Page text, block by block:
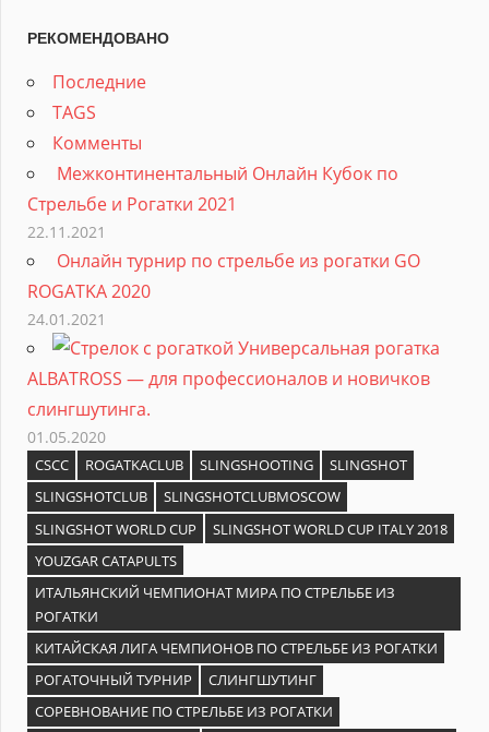
РЕКОМЕНДОВАНО
Последние
TAGS
Комменты
Межконтинентальный Онлайн Кубок по
Стрельбе и Рогатки 2021
22.11.2021
Онлайн турнир по стрельбе из рогатки GO
ROGATKA 2020
24.01.2021
Универсальная рогатка
ALBATROSS — для профессионалов и новичков
слингшутинга.
01.05.2020
CSCC ROGATKACLUB SLINGSHOOTING
SLINGSHOT
SLINGSHOTCLUB
SLINGSHOTCLUBMOSCOW
SLINGSHOT WORLD CUP
SLINGSHOT WORLD CUP ITALY 2018
YOUZGAR CATAPULTS
ИТАЛЬЯНСКИЙ ЧЕМПИОНАТ МИРА ПО СТРЕЛЬБЕ ИЗ
РОГАТКИ
КИТАЙСКАЯ ЛИГА ЧЕМПИОНОВ ПО СТРЕЛЬБЕ ИЗ РОГАТКИ
РОГАТОЧНЫЙ ТУРНИР
СЛИНГШУТИНГ
СОРЕВНОВАНИЕ ПО СТРЕЛЬБЕ ИЗ РОГАТКИ